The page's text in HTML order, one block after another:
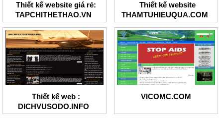
Thiết kế website giá rẻ:
TAPCHITHETHAO.VN
Thiết kế website
THAMTUHIEUQUA.COM
Thiết kế web :
DICHVUSODO.INFO
VICOMC.COM